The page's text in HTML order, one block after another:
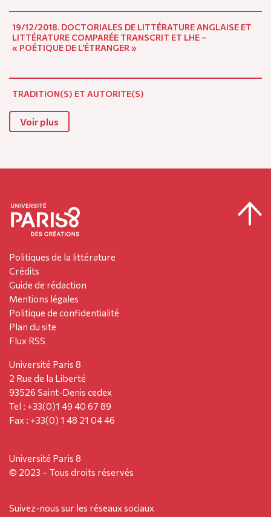
19/12/2018. DOCTORIALES DE LITTÉRATURE ANGLAISE ET
LITTÉRATURE COMPARÉE TRANSCRIT ET LHE –
« POÉTIQUE DE L’ÉTRANGER »
TRADITION(S) ET AUTORITE(S)
Voir plus
Politiques de la littérature
Crédits
Guide de rédaction
Mentions légales
Politique de confidentialité
Plan du site
Flux RSS
Université Paris 8
2 Rue de la Liberté
93526 Saint-Denis cedex
Tel : +33(0)1 49 40 67 89
Fax : +33(0) 1 48 21 04 46
Université Paris 8
© 2023 – Tous droits réservés
Suivez-nous sur les réseaux sociaux